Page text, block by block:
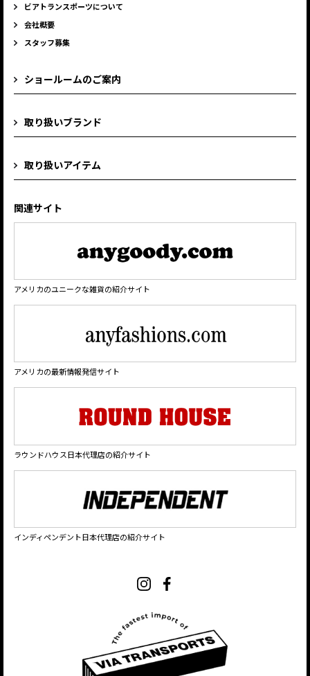
ビアトランスポーツについて
会社概要
スタッフ募集
ショールームのご案内
取り扱いブランド
取り扱いアイテム
関連サイト
アメリカのユニークな雑貨の紹介サイト
アメリカの最新情報発信サイト
ラウンドハウス日本代理店の紹介サイト
インディペンデント日本代理店の紹介サイト